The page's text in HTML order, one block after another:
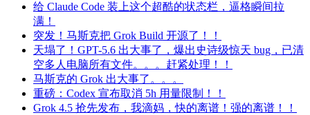
给 Claude Code 装上这个超酷的状态栏，逼格瞬间拉
满！
突发！马斯克把 Grok Build 开源了！！
天塌了！GPT-5.6 出大事了，爆出史诗级惊天 bug，已清
空多人电脑所有文件。。。赶紧处理！！
马斯克的 Grok 出大事了。。。
重磅：Codex 宣布取消 5h 用量限制！！
Grok 4.5 抢先发布，我滴妈，快的离谱！强的离谱！！